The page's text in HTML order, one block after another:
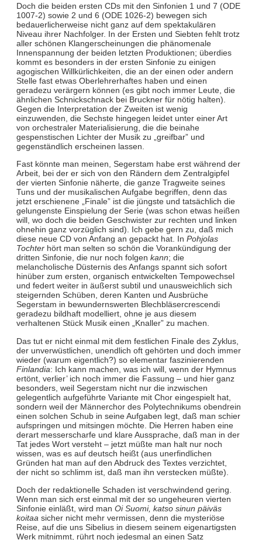
Doch die beiden ersten CDs mit den Sinfonien 1 und 7 (ODE
1007-2) sowie 2 und 6 (ODE 1026-2) bewegen sich
bedauerlicherweise nicht ganz auf dem spektakulären
Niveau ihrer Nachfolger. In der Ersten und Siebten fehlt trotz
aller schönen Klangerscheinungen die phänomenale
Innenspannung der beiden letzten Produktionen; überdies
kommt es besonders in der ersten Sinfonie zu einigen
agogischen Willkürlichkeiten, die an der einen oder andern
Stelle fast etwas Oberlehrerhaftes haben und einen
geradezu verärgern können (es gibt noch immer Leute, die
ähnlichen Schnickschnack bei Bruckner für nötig halten).
Gegen die Interpretation der Zweiten ist wenig
einzuwenden, die Sechste hingegen leidet unter einer Art
von orchestraler Materialisierung, die die beinahe
gespenstischen Lichter der Musik zu „greifbar” und
gegenständlich erscheinen lassen.
Fast könnte man meinen, Segerstam habe erst während der
Arbeit, bei der er sich von den Rändern dem Zentralgipfel
der vierten Sinfonie näherte, die ganze Tragweite seines
Tuns und der musikalischen Aufgabe begriffen, denn das
jetzt erschienene „Finale” ist die jüngste und tatsächlich die
gelungenste Einspielung der Serie (was schon etwas heißen
will, wo doch die beiden Geschwister zur rechten und linken
ohnehin ganz vorzüglich sind). Ich gebe gern zu, daß mich
diese neue CD von Anfang an gepackt hat. In Pohjolas
Tochter hört man selten so schön die Vorankündigung der
dritten Sinfonie, die nur noch folgen kann; die
melancholische Düsternis des Anfangs spannt sich sofort
hinüber zum ersten, organisch entwickelten Tempowechsel
und federt weiter in äußerst subtil und unausweichlich sich
steigernden Schüben, deren Kanten und Ausbrüche
Segerstam in bewundernswerten Blechbläsercrescendi
geradezu bildhaft modelliert, ohne je aus diesem
verhaltenen Stück Musik einen „Knaller” zu machen.
Das tut er nicht einmal mit dem festlichen Finale des Zyklus,
der unverwüstlichen, unendlich oft gehörten und doch immer
wieder (warum eigentlich?) so elementar faszinierenden
Finlandia: Ich kann machen, was ich will, wenn der Hymnus
ertönt, verlier’ ich noch immer die Fassung – und hier ganz
besonders, weil Segerstam nicht nur die inzwischen
gelegentlich aufgeführte Variante mit Chor eingespielt hat,
sondern weil der Männerchor des Polytechnikums obendrein
einen solchen Schub in seine Aufgaben legt, daß man schier
aufspringen und mitsingen möchte. Die Herren haben eine
derart messerscharfe und klare Aussprache, daß man in der
Tat jedes Wort versteht – jetzt müßte man halt nur noch
wissen, was es auf deutsch heißt (aus unerfindlichen
Gründen hat man auf den Abdruck des Textes verzichtet,
der nicht so schlimm ist, daß man ihn verstecken müßte).
Doch der redaktionelle Schaden ist verschwindend gering.
Wenn man sich erst einmal mit der so ungeheuren vierten
Sinfonie einläßt, wird man Oi Suomi, katso sinun päiväs
koitaa sicher nicht mehr vermissen, denn die mysteriöse
Reise, auf die uns Sibelius in diesem seinem eigenartigsten
Werk mitnimmt, rührt noch jedesmal an einen Satz